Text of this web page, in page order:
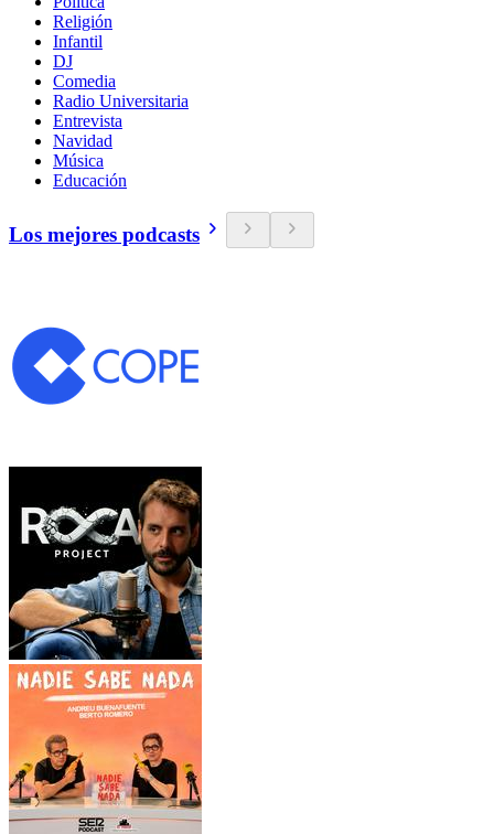
Religión
Infantil
DJ
Comedia
Radio Universitaria
Entrevista
Navidad
Música
Educación
Los mejores podcasts